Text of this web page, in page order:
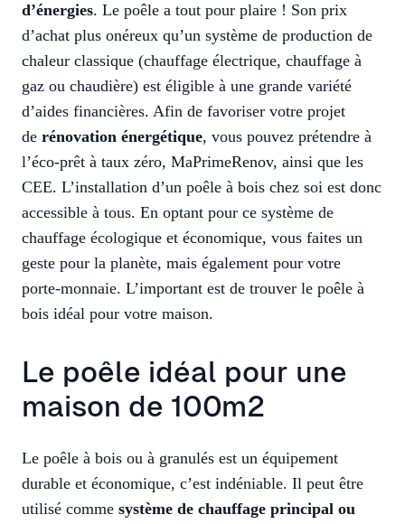
d’énergies. Le poêle a tout pour plaire ! Son prix
d’achat plus onéreux qu’un système de production de
chaleur classique (chauffage électrique, chauffage à
gaz ou chaudière) est éligible à une grande variété
d’aides financières. Afin de favoriser votre projet
de rénovation énergétique, vous pouvez prétendre à
l’éco-prêt à taux zéro, MaPrimeRenov, ainsi que les
CEE. L’installation d’un poêle à bois chez soi est donc
accessible à tous. En optant pour ce système de
chauffage écologique et économique, vous faites un
geste pour la planète, mais également pour votre
porte-monnaie. L’important est de trouver le poêle à
bois idéal pour votre maison.
Le poêle idéal pour une
maison de 100m2
Le poêle à bois ou à granulés est un équipement
durable et économique, c’est indéniable. Il peut être
utilisé comme système de chauffage principal ou